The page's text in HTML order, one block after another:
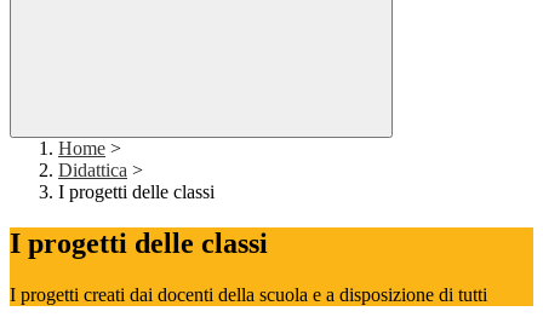
Home >
Didattica >
I progetti delle classi
I progetti delle classi
I progetti creati dai docenti della scuola e a disposizione di tutti